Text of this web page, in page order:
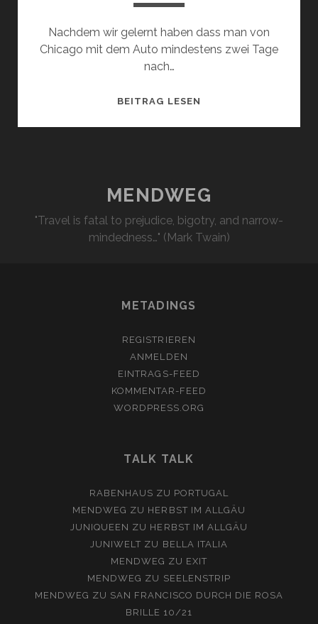
Nachdem wir gelernt haben dass man von
Chicago mit dem Auto mindestens zwei Tage
nach…
BEITRAG LESEN
MENDWEG
"Travel is fatal to prejudice, bigotry, and narrow-
mindedness…" (Mark Twain)
METADINGS
REGISTRIEREN
ANMELDEN
EINTRAGS-FEED
KOMMENTAR-FEED
WORDPRESS.ORG
TALK TALK
RABENHAUS ZU PORTUGAL
MENDWEG ZU HERBST IM ALLGÄU
JUNIQUEEN ZU HERBST IM ALLGÄU
JUNIWELT ZU BELLA ITALIA
MENDWEG ZU EXIT
MENDWEG ZU SEELENSTRIP
MENDWEG ZU SAN FRANCISCO DURCH DIE ROSA
BRILLE 10/21